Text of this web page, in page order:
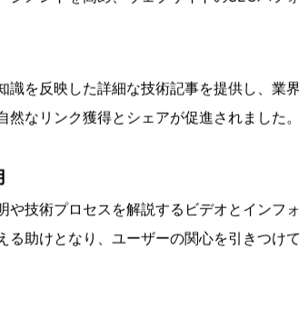
ィの改善
サイトのナビゲーションを再設計し、製
のサイト滞在時間が長くなりました。
スの対応
ルユーザーの増加に対応するために、モ